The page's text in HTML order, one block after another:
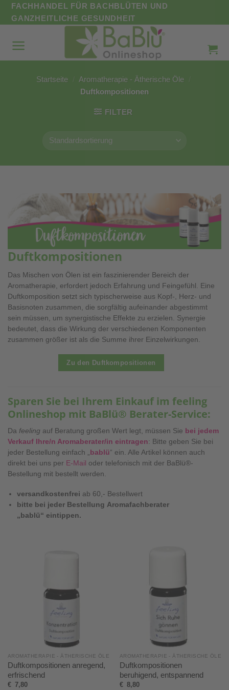
Zum
Inhalt
FACHHANDEL FÜR BACHBLÜTEN UND
GANZHEITLICHE GESUNDHEIT
Startseite Aromatherapie - Ätherische Öle
Duftkompositionen
FILTER
Duftkompositionen
Das Mischen von Ölen ist ein faszinierender Bereich der
Aromatherapie, erfordert jedoch Erfahrung und Feingefühl. Eine
Duftkomposition setzt sich typischerweise aus Kopf-, Herz- und
Basisnoten zusammen, die sorgfältig aufeinander abgestimmt
sein müssen, um synergistische Effekte zu erzielen. Synergie
bedeutet, dass die Wirkung der verschiedenen Komponenten
zusammen größer ist als die Summe ihrer Einzelwirkungen.
Zu den Duftkompositionen
Sparen Sie bei Ihrem Einkauf im feeling
Onlineshop mit BaBlü® Berater-Service:
Da feeling auf Beratung großen Wert legt, müssen Sie bei jedem
Verkauf Ihre/n Aromaberater/in eintragen: Bitte geben Sie bei
jeder Bestellung einfach „ bablü“ ein. Alle Artikel können auch
direkt bei uns per E-Mail oder telefonisch mit der BaBlü®-
Bestellung mit bestellt werden.
versandkostenfrei ab 60,- Bestellwert
bitte bei jeder Bestellung Aromafachberater
„bablü“ eintippen.
AROMATHERAPIE - ÄTHERISCHE ÖLE
Duftkompositionen anregend,
erfrischend
€ 7,80
AROMATHERAPIE - ÄTHERISCHE ÖLE
Duftkompositionen
beruhigend, entspannend
€ 8,80